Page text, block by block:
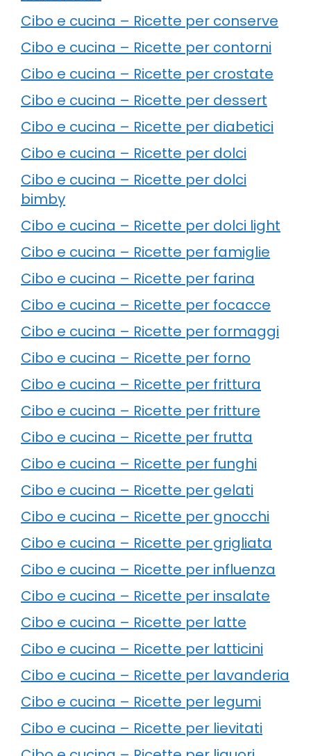
Cibo e cucina – Ricette per conserve
Cibo e cucina – Ricette per contorni
Cibo e cucina – Ricette per crostate
Cibo e cucina – Ricette per dessert
Cibo e cucina – Ricette per diabetici
Cibo e cucina – Ricette per dolci
Cibo e cucina – Ricette per dolci
bimby
Cibo e cucina – Ricette per dolci light
Cibo e cucina – Ricette per famiglie
Cibo e cucina – Ricette per farina
Cibo e cucina – Ricette per focacce
Cibo e cucina – Ricette per formaggi
Cibo e cucina – Ricette per forno
Cibo e cucina – Ricette per frittura
Cibo e cucina – Ricette per fritture
Cibo e cucina – Ricette per frutta
Cibo e cucina – Ricette per funghi
Cibo e cucina – Ricette per gelati
Cibo e cucina – Ricette per gnocchi
Cibo e cucina – Ricette per grigliata
Cibo e cucina – Ricette per influenza
Cibo e cucina – Ricette per insalate
Cibo e cucina – Ricette per latte
Cibo e cucina – Ricette per latticini
Cibo e cucina – Ricette per lavanderia
Cibo e cucina – Ricette per legumi
Cibo e cucina – Ricette per lievitati